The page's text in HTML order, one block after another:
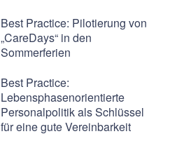
Best Practice: Pilotierung von
„CareDays“ in den
Sommerferien
Best Practice:
Lebensphasenorientierte
Personalpolitik als Schlüssel
für eine gute Vereinbarkeit